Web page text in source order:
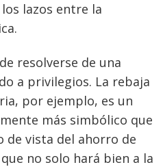
lazos entre la
resolverse de una
a privilegios. La rebaja
por ejemplo, es un
más simbólico que
de vista del ahorro de
no solo hará bien a la